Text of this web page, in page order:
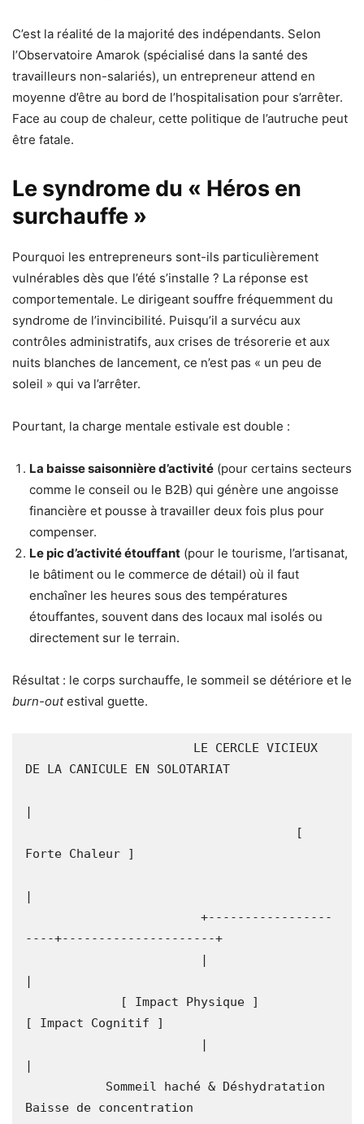
C’est la réalité de la majorité des indépendants. Selon
l’Observatoire Amarok (spécialisé dans la santé des
travailleurs non-salariés), un entrepreneur attend en
moyenne d’être au bord de l’hospitalisation pour s’arrêter.
Face au coup de chaleur, cette politique de l’autruche peut
être fatale.
Le syndrome du « Héros en
surchauffe »
Pourquoi les entrepreneurs sont-ils particulièrement
vulnérables dès que l’été s’installe ? La réponse est
comportementale. Le dirigeant souffre fréquemment du
syndrome de l’invincibilité. Puisqu’il a survécu aux
contrôles administratifs, aux crises de trésorerie et aux
nuits blanches de lancement, ce n’est pas « un peu de
soleil » qui va l’arrêter.
Pourtant, la charge mentale estivale est double :
La baisse saisonnière d’activité (pour certains secteurs
comme le conseil ou le B2B) qui génère une angoisse
financière et pousse à travailler deux fois plus pour
compenser.
Le pic d’activité étouffant (pour le tourisme, l’artisanat,
le bâtiment ou le commerce de détail) où il faut
enchaîner les heures sous des températures
étouffantes, souvent dans des locaux mal isolés ou
directement sur le terrain.
Résultat : le corps surchauffe, le sommeil se détériore et le
burn-outestival guette.
DE LA CANICULE EN SOLOTARIAT
|
Forte Chaleur ]
|
----+---------------------+
|
[ Impact Cognitif ]
|
Baisse de concentration